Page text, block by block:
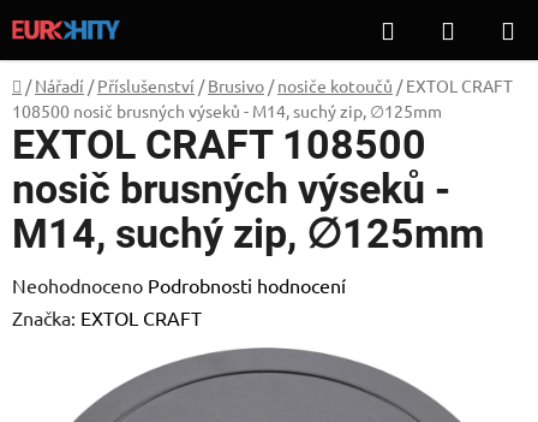
na
obsah
Hledat
KOŠÍK
Domů
/ Nářadí / Příslušenství / Brusivo / nosiče kotoučů / EXTOL CRAFT
108500 nosič brusných výseků - M14, suchý zip, ∅125mm
EXTOL CRAFT 108500
nosič brusných výseků -
M14, suchý zip, ∅125mm
Průměrné
hodnocení
Neohodnoceno Podrobnosti hodnocení
Značka: EXTOL CRAFT